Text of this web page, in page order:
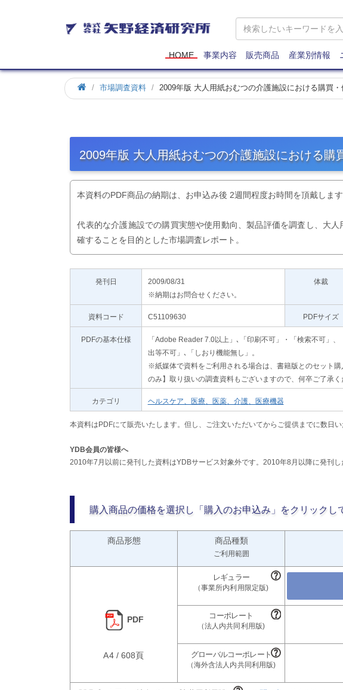
矢
野
研
究
所
HOME 事業内容 販売商品 産業別情報
市場調査資料 2009年版 大人用紙おむつの介護施設における購買
2009年版 大人用紙おむつの介護施設における購
本資料のPDF商品の納期は、お申込み後 2週間程度お時間を頂戴します
代表的な介護施設での購買実態や使用動向、製品評価を調査し、大
確することを目的とした市場調査レポート。
発刊日
2009/08/31
※納期はお問合せください。
体裁
資料コード C51109630 PDFサイズ
PDFの基本仕様
「Adobe Reader 7.0以上」､「印刷不可」・「検索不可」
出等不可」､「しおり機能無し」。
※紙媒体で資料をご利用される場合は、書籍版とのセット
のみ】取り扱いの調査資料もございますので、何卒ご了承く
カテゴリ ヘルスケア、医療、医薬、介護、医療機器
本資料はPDFにて販売いたします。但し、ご注文いただいてからご提供までに数日
YDB会員の皆様へ
2010年7月以前に発刊した資料はYDBサービス対象外です。2010年8月以降に発刊し
購入商品の価格を選択し「購入のお申込み」をクリックし
商品形態 商品種類
ご利用範囲
PDF
A4 / 608頁